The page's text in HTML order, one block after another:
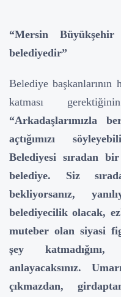
“Mersin
belediyedir”
Belediye başkanlarının
katması
“Arkadaşlarımızla
açtığımızı
Belediyesi sıradan
belediye. Siz
bekliyorsanız,
belediyecilik olacak,
muteber olan siyasi
şey
anlayacaksınız.
çıkmazdan,